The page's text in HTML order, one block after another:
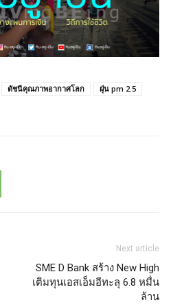
ดัชนีคุณภาพอากาศโลก
ฝุ่น pm 2.5
Next article
SME D Bank สร้าง New High
เติมทุนเอสเอ็มอีทะลุ 6.8 หมื่น
ล้าน